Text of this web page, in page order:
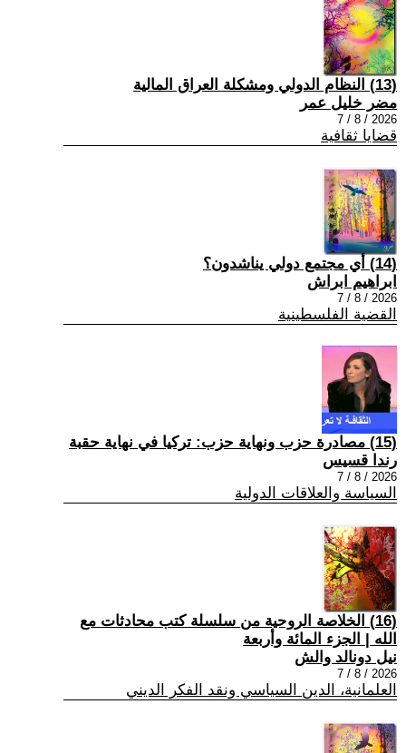
(13) النظام الدولي ومشكلة العراق المالية
مضر خليل عمر
2026 / 8 / 7
قضايا ثقافية
(14) أي مجتمع دولي يناشدون؟
ابراهيم ابراش
2026 / 8 / 7
القضية الفلسطينية
(15) مصادرة حزب ونهاية حزب: تركيا في نهاية حقبة
رندا قسيس
2026 / 8 / 7
السياسة والعلاقات الدولية
(16) الخلاصة الروحية من سلسلة كتب محادثات مع
الله | الجزء المائة وأربعة
نيل دونالد والش
2026 / 8 / 7
العلمانية، الدين السياسي ونقد الفكر الديني